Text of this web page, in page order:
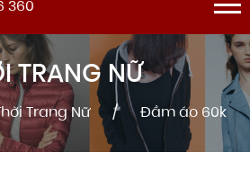
360
TRANG NỮ
Trang Nữ Đầm áo 60k